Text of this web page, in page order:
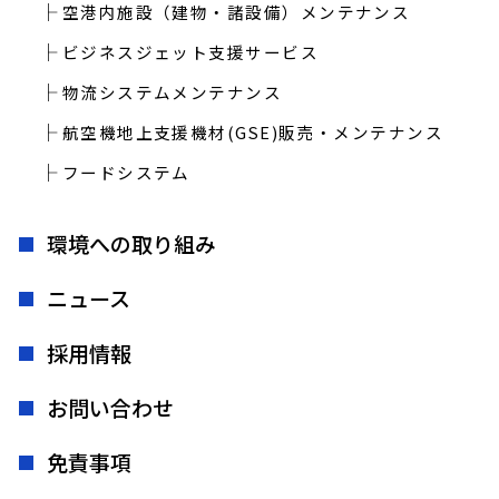
空港内施設（建物・諸設備）メンテナンス
ビジネスジェット支援サービス
物流システムメンテナンス
航空機地上支援機材(GSE)販売・メンテナンス
フードシステム
環境への取り組み
ニュース
採用情報
お問い合わせ
免責事項